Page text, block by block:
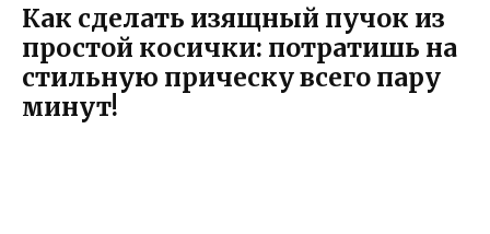
Как сделать изящный пучок из
простой косички: потратишь на
стильную прическу всего пару
минут!